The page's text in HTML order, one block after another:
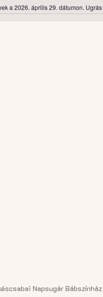
Notice
a 2026. április 29. dátumon. Ugrás
Napsugár